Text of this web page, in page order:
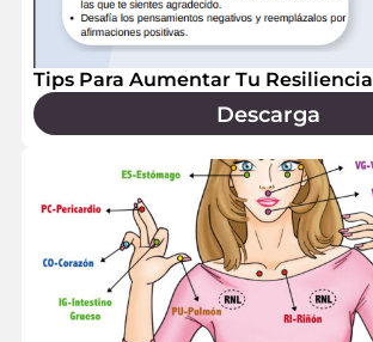
Tips Para Aumentar Tu Resiliencia
Descarga